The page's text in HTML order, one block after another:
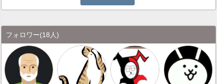
フォロワー(18人)